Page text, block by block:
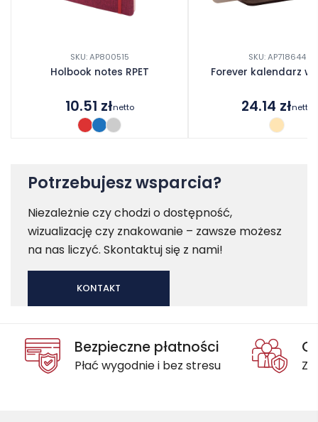
SKU: AP800515
Holbook notes RPET
10.51 złnetto
SKU: AP718644
Forever kalendarz
24.14 złnetto
Potrzebujesz wsparcia?
Niezależnie czy chodzi o dostępność,
wizualizację czy znakowanie – zawsze możesz
na nas liczyć. Skontaktuj się z nami!
KONTAKT
Bezpieczne płatności
Płać wygodnie i bez stresu